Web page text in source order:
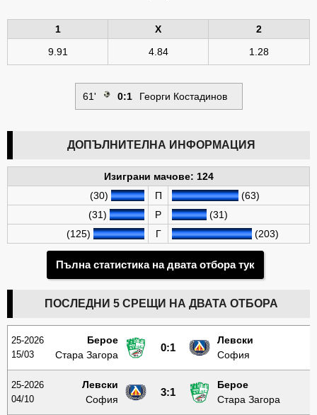
1 X
2
9.91
4.84 1.28
61' 0:1 Георги Костадинов
ДОПЪЛНИТЕЛНА ИНФОРМАЦИЯ
Изиграни мачове: 124
(30)
П
(63)
(31)
Р
(31)
(125)
Г (203)
Пълна статистика на двата отбора тук
ПОСЛЕДНИ 5 СРЕЩИ НА ДВАТА ОТБОРА
25-2026
15/03
Берое
Стара Загора
0:1
Левски
София
25-2026
04/10
Левски
София
3:1
Берое
Стара Загора